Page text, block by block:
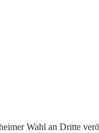
Wahl an Dritte